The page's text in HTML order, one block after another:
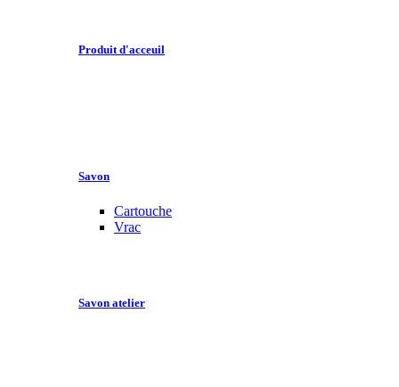
Produit d'acceuil
Savon
Cartouche
Vrac
Savon atelier